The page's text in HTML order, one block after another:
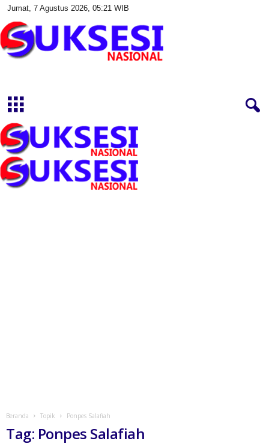
Jumat, 7 Agustus 2026, 05:21 WIB
s
i
a
s
Beranda Topik Ponpes Salafiah
Tag: Ponpes Salafiah